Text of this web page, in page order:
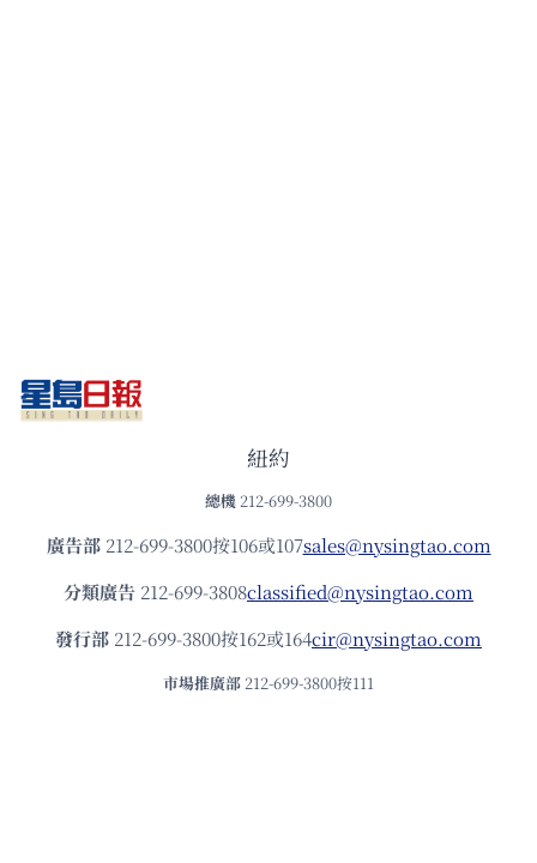
紐約
總機 212-699-3800
廣告部212-699-3800按106或107sales@nysingtao.com
分類廣告 212-699-3808classified@nysingtao.com
發⾏部 212-699-3800按162或164cir@nysingtao.com
市場推廣部 212-699-3800按111